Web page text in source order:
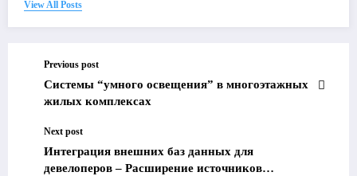
View All Posts
Previous post
Системы “умного освещения” в многоэтажных
жилых комплексах
Next post
Интеграция внешних баз данных для
девелоперов – Расширение источников